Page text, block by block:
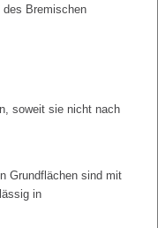
des Bremischen
soweit sie nicht nach
Grundflächen sind mit
in